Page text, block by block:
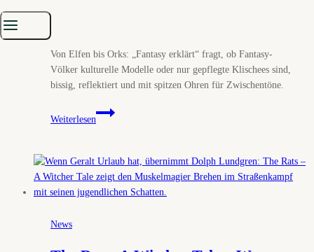
Von Elfen bis Orks: „Fantasy erklärt“ fragt, ob Fantasy-
Völker kulturelle Modelle oder nur gepflegte Klischees sind,
bissig, reflektiert und mit spitzen Ohren für Zwischentöne.
Weiterlesen
Fantasy
erklärt:
Funktion
von
Völkern
News